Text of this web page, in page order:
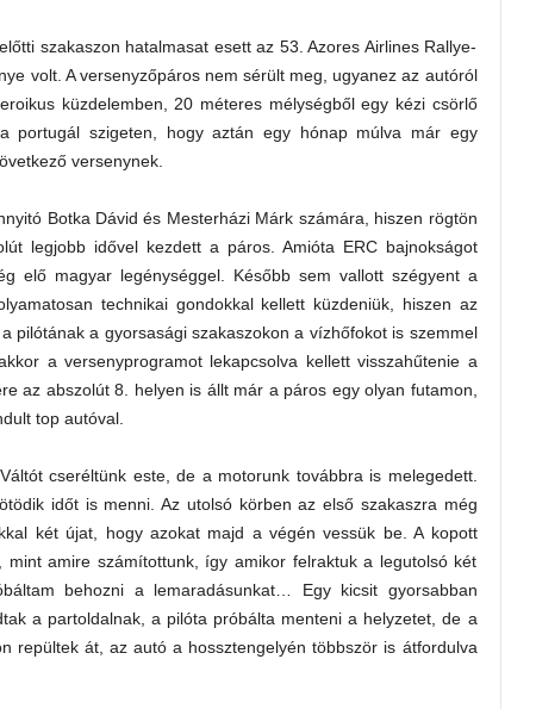
szakaszon hatalmasat esett az 53. Azores Airlines Rallye-
volt. A versenyzőpáros nem sérült meg, ugyanez az autóról
küzdelemben, 20 méteres mélységből egy kézi csörlő
portugál szigeten, hogy aztán egy hónap múlva már egy
versenynek.
Botka Dávid és Mesterházi Márk számára, hiszen rögtön
legjobb idővel kezdett a páros. Amióta ERC bajnokságot
elő magyar legénységgel. Később sem vallott szégyent a
technikai gondokkal kellett küzdeniük, hiszen az
pilótának a gyorsasági szakaszokon a vízhőfokot is szemmel
a versenyprogramot lekapcsolva kellett visszahűtenie a
az abszolút 8. helyen is állt már a páros egy olyan futamon,
top autóval.
cseréltünk este, de a motorunk továbbra is melegedett.
időt is menni. Az utolsó körben az első szakaszra még
két újat, hogy azokat majd a végén vessük be. A kopott
mint amire számítottunk, így amikor felraktuk a legutolsó két
behozni a lemaradásunkat… Egy kicsit gyorsabban
a partoldalnak, a pilóta próbálta menteni a helyzetet, de a
repültek át, az autó a hossztengelyén többször is átfordulva